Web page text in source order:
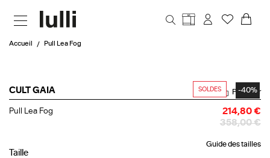
Accueil Pull Lea Fog
SOLDES -40%
CULT GAIA
Pull
Partager
Pull Lea Fog
358,00 €
214,80 €
Guide des tailles
Taille